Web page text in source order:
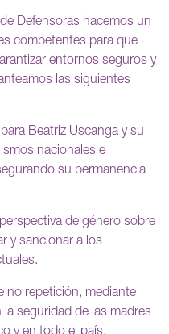
Defensoras hacemos un
competentes para que
entornos seguros y
las siguientes
Beatriz Uscanga y su
nacionales e
su permanencia
de género sobre
y sancionar a los
no repetición, mediante
seguridad de las madres